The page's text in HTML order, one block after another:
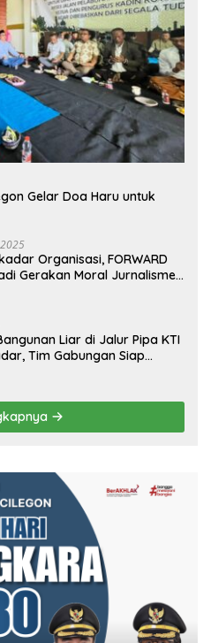
Gelar Doa Haru untuk
Organisasi, FORWARD
Gerakan Moral Jurnalisme
Liar di Jalur Pipa KTI
Tim Gabungan Siap